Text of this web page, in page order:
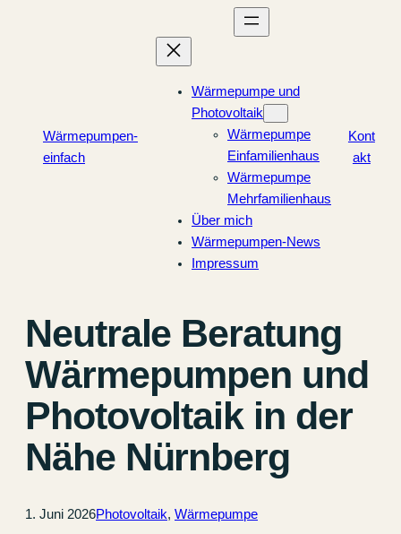
Wärmepumpen-
einfach
Wärmepumpe und
Photovoltaik
Wärmepumpe
Einfamilienhaus
Wärmepumpe
Mehrfamilienhaus
Über mich
Wärmepumpen-News
Impressum
Kont
akt
Neutrale Beratung
Wärmepumpen und
Photovoltaik in der
Nähe Nürnberg
1. Juni 2026Photovoltaik, Wärmepumpe